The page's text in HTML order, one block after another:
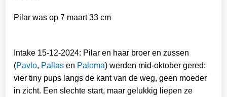
Pilar was op 7 maart 33 cm
Intake 15-12-2024: Pilar en haar broer en zussen
(Pavlo, Pallas en Paloma) werden mid-oktober gered:
vier tiny pups langs de kant van de weg, geen moeder
in zicht. Een slechte start, maar gelukkig liepen ze